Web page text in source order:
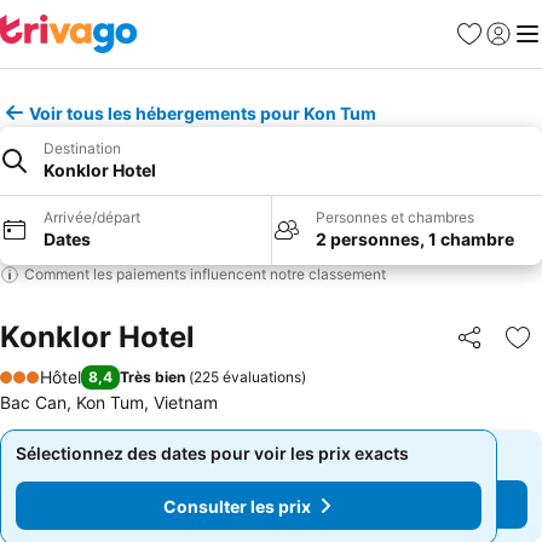
Favoris
Se
Voir tous les hébergements pour Kon Tum
Destination
Konklor Hotel
Arrivée/départ
Dates
Personnes et chambres
2 personnes, 1 chambre
Comment les paiements influencent notre classement
Konklor Hotel Partager
3 Étoiles
Hôtel 8,4 Très bien (225 évaluations)
Bac Can, Kon Tum, Vietnam
Sélectionnez des dates pour voir les prix exacts
Consulter les prix
Sélectionnez des dates pour voir les prix exacts
Consulter les prix